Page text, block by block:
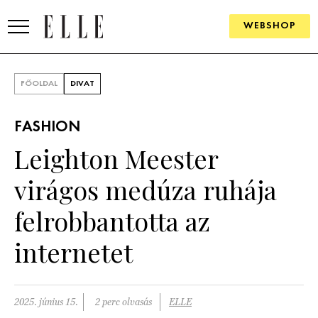
WEBSHOP
SZÉPSÉG
PÁRKAPCSOLAT
FŐOLDAL DIVAT
FASHION
Leighton Meester
virágos medúza ruhája
felrobbantotta az
internetet
2025. június 15. 2 perc olvasás ELLE